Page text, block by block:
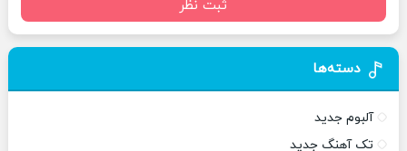
ثبت نظر
دسته‌ها
آلبوم جدید
تک آهنگ جدید